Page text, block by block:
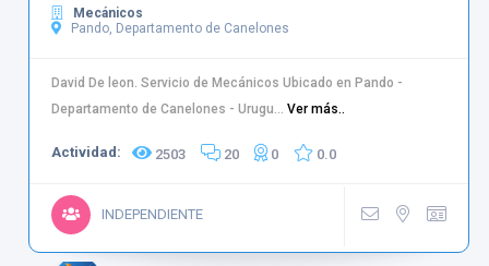
Mecánicos
Pando, Departamento de Canelones
David De leon. Servicio de Mecánicos Ubicado en Pando -
Departamento de Canelones - Urugu... Ver más..
Actividad: 2503 20 0 0.0
INDEPENDIENTE